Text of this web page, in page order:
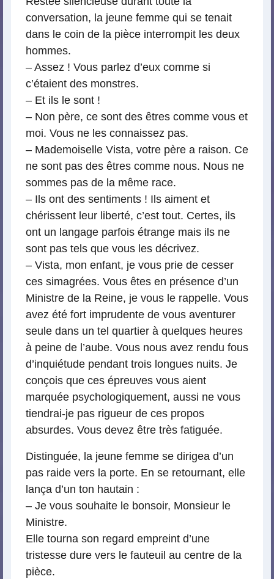
conversation, la jeune femme qui se tenait
dans le coin de la pièce interrompit les deux
hommes.
– Assez ! Vous parlez d’eux comme si
c’étaient des monstres.
– Et ils le sont !
– Non père, ce sont des êtres comme vous et
moi. Vous ne les connaissez pas.
– Mademoiselle Vista, votre père a raison. Ce
ne sont pas des êtres comme nous. Nous ne
sommes pas de la même race.
– Ils ont des sentiments ! Ils aiment et
chérissent leur liberté, c’est tout. Certes, ils
ont un langage parfois étrange mais ils ne
sont pas tels que vous les décrivez.
– Vista, mon enfant, je vous prie de cesser
ces simagrées. Vous êtes en présence d’un
Ministre de la Reine, je vous le rappelle. Vous
avez été fort imprudente de vous aventurer
seule dans un tel quartier à quelques heures
à peine de l’aube. Vous nous avez rendu fous
d’inquiétude pendant trois longues nuits. Je
conçois que ces épreuves vous aient
marquée psychologiquement, aussi ne vous
tiendrai-je pas rigueur de ces propos
absurdes. Vous devez être très fatiguée.
Distinguée, la jeune femme se dirigea d’un
pas raide vers la porte. En se retournant, elle
lança d’un ton hautain :
– Je vous souhaite le bonsoir, Monsieur le
Ministre.
Elle tourna son regard empreint d’une
tristesse dure vers le fauteuil au centre de la
pièce.